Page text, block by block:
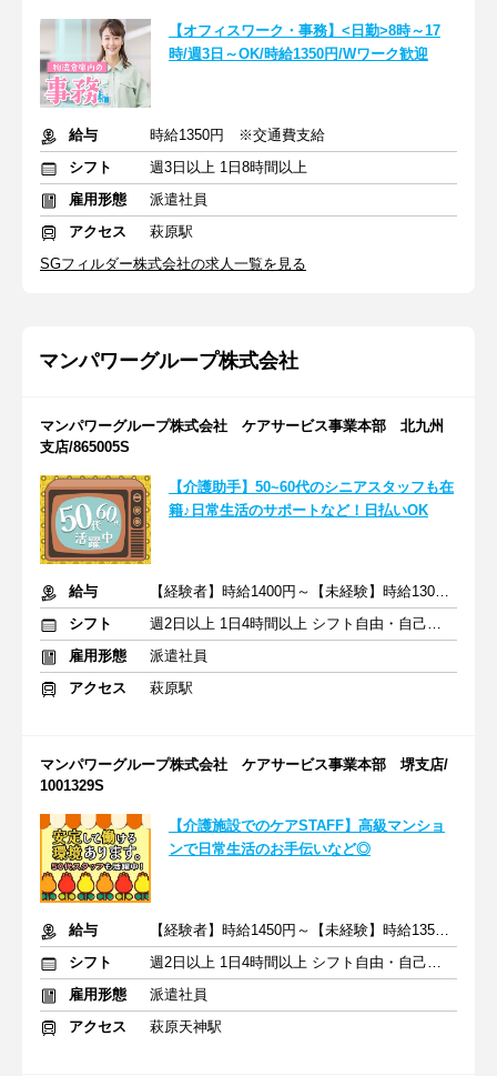
【オフィスワーク・事務】<日勤>8時～17
時/週3日～OK/時給1350円/Wワーク歓迎
給与
時給1350円 ※交通費支給
シフト
週3日以上 1日8時間以上
雇用形態
派遣社員
アクセス
萩原駅
SGフィルダー株式会社の求人一覧を見る
マンパワーグループ株式会社
マンパワーグループ株式会社 ケアサービス事業本部 北九州
支店/865005S
【介護助手】50~60代のシニアスタッフも在
籍♪日常生活のサポートなど！日払いOK
給与
【経験者】時給1400円～【未経験】時給1300円～ ※交通費全額
シフト
週2日以上 1日4時間以上 シフト自由・自己申告
雇用形態
派遣社員
アクセス
萩原駅
マンパワーグループ株式会社 ケアサービス事業本部 堺支店/
1001329S
【介護施設でのケアSTAFF】高級マンショ
ンで日常生活のお手伝いなど◎
給与
【経験者】時給1450円～【未経験】時給1350円～ ※交通費全額
シフト
週2日以上 1日4時間以上 シフト自由・自己申告
雇用形態
派遣社員
アクセス
萩原天神駅